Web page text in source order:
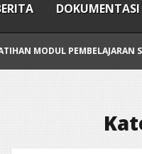
DOKUMENTASI
STEM – C